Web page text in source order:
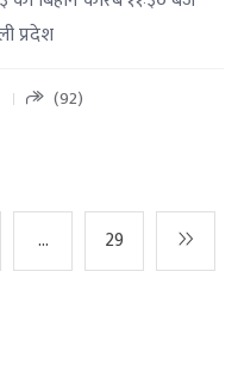
प्रदेश
(92)
… 29